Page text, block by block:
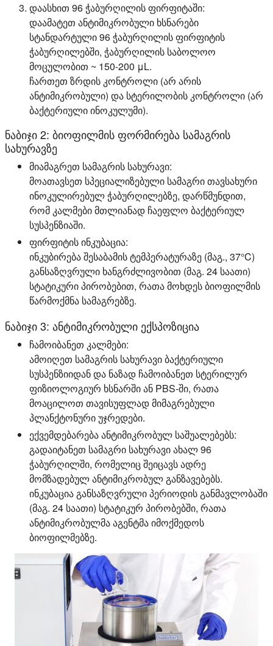
დაასხით 96 ჭაბურღილის ფირფიტაში:
დაამატეთ ანტიმიკრობული ხსნარები
სტანდარტული 96 ჭაბურღილის ფირფიტის
ჭაბურღილებში, ჭაბურღილის საბოლოო
მოცულობით ~ 150-200 μL.
ჩართეთ ზრდის კონტროლი (არ არის
ანტიმიკრობული) და სტერილობის კონტროლი (არ
ბაქტერიული ინოკულუმი).
ნაბიჯი 2: ბიოფილმის ფორმირება სამაგრის
სახურავზე
მიამაგრეთ სამაგრის სახურავი:
მოათავსეთ სპეციალიზებული სამაგრი თავსახური
ინოკულირებულ ჭაბურღილებზე, დარწმუნდით,
რომ კალმები მთლიანად ჩაეფლო ბაქტერიულ
სუსპენზიაში.
ფირფიტის ინკუბაცია:
ინკუბირება შესაბამის ტემპერატურაზე (მაგ., 37°C)
განსაზღვრული ხანგრძლივობით (მაგ. 24 საათი)
სტატიკური პირობებით, რათა მოხდეს ბიოფილმის
წარმოქმნა სამაგრებზე.
ნაბიჯი 3: ანტიმიკრობული ექსპოზიცია
ჩამოიბანეთ კალმები:
ამოიღეთ სამაგრის სახურავი ბაქტერიული
სუსპენზიიდან და ნაზად ჩამოიბანეთ სტერილურ
ფიზიოლოგიურ ხსნარში ან PBS-ში, რათა
მოაცილოთ თავისუფლად მიმაგრებული
პლანქტონური უჯრედები.
ექვემდებარება ანტიმიკრობულ საშუალებებს:
გადაიტანეთ სამაგრი სახურავი ახალ 96
ჭაბურღილში, რომელიც შეიცავს ადრე
მომზადებულ ანტიმიკრობულ განზავებებს.
ინკუბაცია განსაზღვრული პერიოდის განმავლობაში
(მაგ. 24 საათი) სტატიკურ პირობებში, რათა
ანტიმიკრობულმა აგენტმა იმოქმედოს
ბიოფილმებზე.